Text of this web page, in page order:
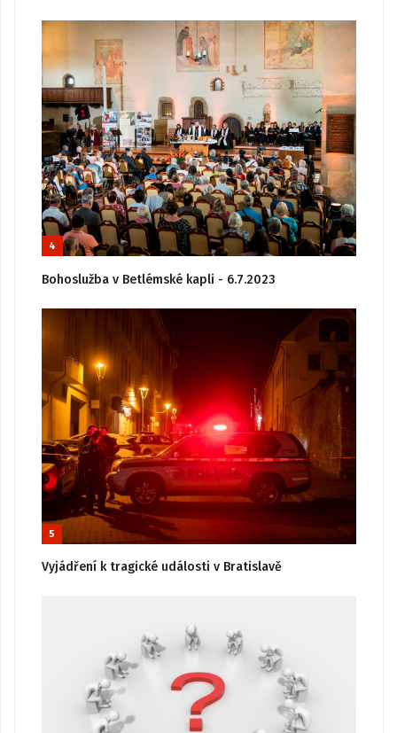
4
Bohoslužba v Betlémské kapli - 6.7.2023
5
Vyjádření k tragické události v Bratislavě